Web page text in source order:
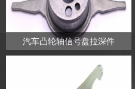
汽车凸轮轴信号盘拉深件